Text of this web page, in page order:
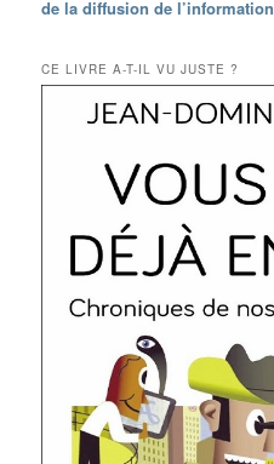
de la diffusion de l’information
CE LIVRE A-T-IL VU JUSTE ?